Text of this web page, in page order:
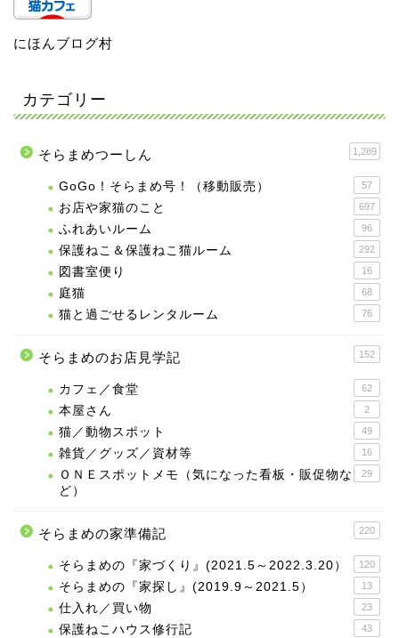
にほんブログ村
カテゴリー
そらまめつーしん 1,289
GoGo！そらまめ号！（移動販売） 57
お店や家猫のこと 697
ふれあいルーム 96
保護ねこ＆保護ねこ猫ルーム 292
図書室便り 16
庭猫 68
猫と過ごせるレンタルーム 76
そらまめのお店見学記 152
カフェ／食堂 62
本屋さん 2
猫／動物スポット 49
雑貨／グッズ／資材等 16
ＯＮＥスポットメモ（気になった看板・販促物な
ど）
29
そらまめの家準備記 220
そらまめの『家づくり』(2021.5～2022.3.20） 120
そらまめの『家探し』(2019.9～2021.5） 13
仕入れ／買い物 23
保護ねこハウス修行記 43